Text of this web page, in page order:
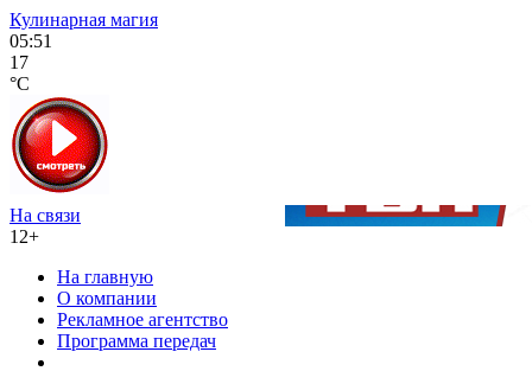
Кулинарная магия
05:51
17
°C
На связи
12+
На главную
О компании
Рекламное агентство
Программа передач